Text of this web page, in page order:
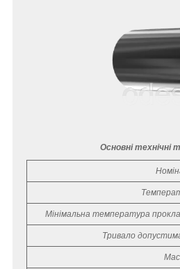
Основні технічні
Мінімальна температура
Тривало